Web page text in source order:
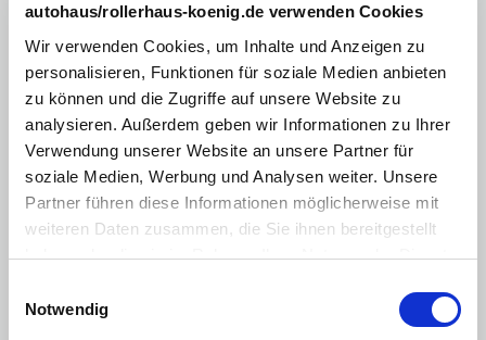
autohaus/rollerhaus-koenig.de verwenden Cookies
Wir verwenden Cookies, um Inhalte und Anzeigen zu
personalisieren, Funktionen für soziale Medien anbieten
zu können und die Zugriffe auf unsere Website zu
analysieren. Außerdem geben wir Informationen zu Ihrer
Verwendung unserer Website an unsere Partner für
soziale Medien, Werbung und Analysen weiter. Unsere
Partner führen diese Informationen möglicherweise mit
weiteren Daten zusammen, die Sie ihnen bereitgestellt
haben oder die sie im Rahmen Ihrer Nutzung der Dienste
Cookies, wenn Sie unsere Webseite weiterhin nutzen.
Notwendig
Lenksäule einstellbar
Multifunktionslenkrad
Zentralverriegelung mit Fernbedienung
Radio/Tuner
DAB+ Digital Radio
Stoßfänger in Wagenfarbe